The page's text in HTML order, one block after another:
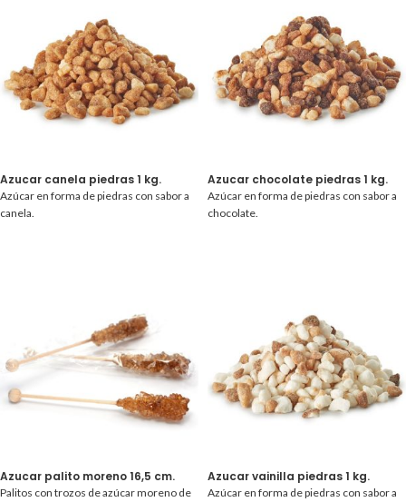
Azucar canela piedras 1 kg.
Azúcar en forma de piedras con sabor a
canela.
Azucar chocolate piedras 1 kg.
Azúcar en forma de piedras con sabor a
chocolate.
Azucar palito moreno 16,5 cm.
Palitos con trozos de azúcar moreno de
Azucar vainilla piedras 1 kg.
Azúcar en forma de piedras con sabor a